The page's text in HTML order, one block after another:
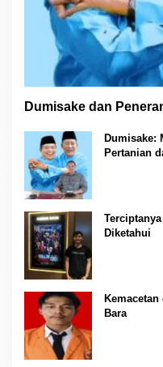
Dumisake dan
Dumisake:
Pertanian
Diketahui
Bara